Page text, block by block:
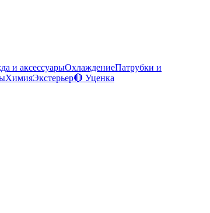
и аксессуарыОхлаждениеПатрубки и
ХимияЭкстерьер🔴 Уценка